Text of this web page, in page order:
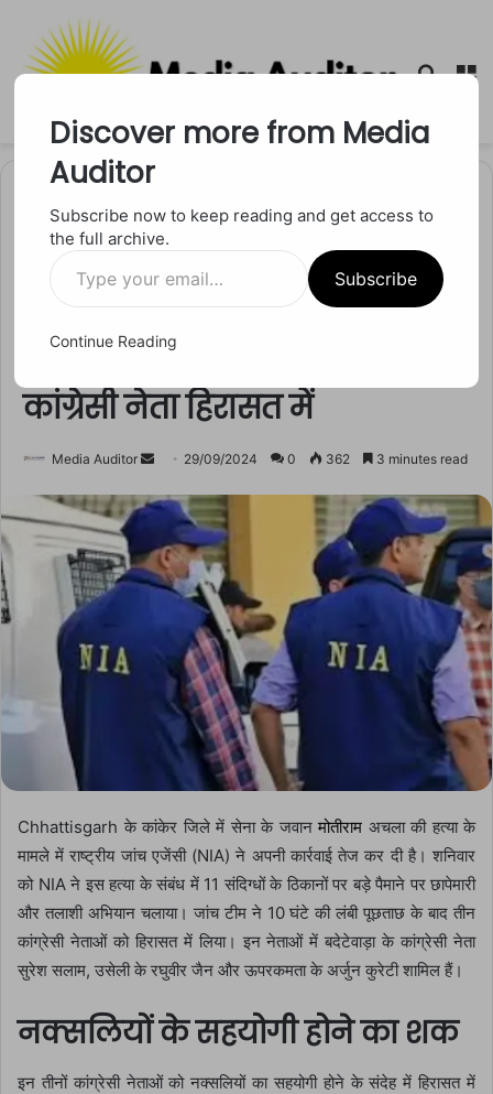
Search
छत्तीसगढ
Chhattisgarh में जवान की हत्या
कांग्रेसी नेता हिरासत में
Media Auditor
Send
email
29/09/2024 0 362 3 minutes read
Chhattisgarh के कांकेर जिले में सेना के जवानमोतीराम अचला की हत्या के
मामले में राष्ट्रीय जांच एजेंसी (NIA) ने अपनी कार्रवाई तेज कर दी है। शनिवार
को NIA ने इस हत्या के संबंध में 11 संदिग्धों के ठिकानों पर बड़े पैमाने पर छापेमारी
और तलाशी अभियान चलाया। जांच टीम ने 10 घंटे की लंबी पूछताछ के बाद तीन
कांग्रेसी नेताओं को हिरासत में लिया। इन नेताओं में बदेटेवाड़ा के कांग्रेसी नेता
सुरेश सलाम, उसेली के रघुवीर जैन और ऊपरकमता के अर्जुन कुरेटी शामिल हैं।
नक्सलियों के सहयोगी होने का शक
इन तीनों कांग्रेसी नेताओं को नक्सलियों का सहयोगी होने के संदेह में हिरासत में
Discover more from Media
Auditor
Subscribe now to keep reading and get access to
the full archive.
Type
your
email…
Subscribe
Continue Reading